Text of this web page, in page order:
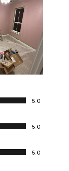
5.0
5.0
5.0